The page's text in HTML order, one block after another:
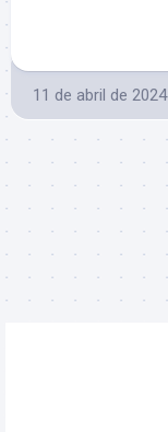
11 de abril de 2024